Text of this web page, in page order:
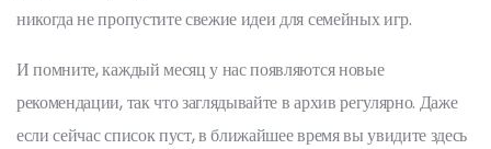
никогда не пропустите свежие идеи для семейных игр.
И помните, каждый месяц у нас появляются новые
рекомендации, так что заглядывайте в архив регулярно. Даже
если сейчас список пуст, в ближайшее время вы увидите здесь